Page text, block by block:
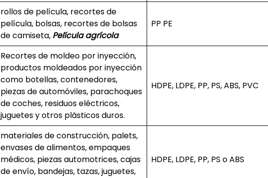
rollos de película, recortes de
película, bolsas, recortes de bolsas
de camiseta, Película agrícola
PP PE
Recortes de moldeo por inyección,
productos moldeados por inyección
como botellas, contenedores,
piezas de automóviles, parachoques
de coches, residuos eléctricos,
juguetes y otros plásticos duros.
HDPE, LDPE, PP, PS, ABS, PVC
materiales de construcción, palets,
envases de alimentos, empaques
médicos, piezas automotrices, cajas
de envío, bandejas, tazas, juguetes,
HDPE, LDPE, PP, PS o ABS